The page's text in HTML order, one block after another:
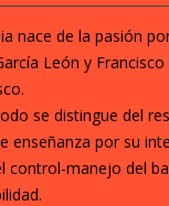
nace de la pasión
León y Francisco
se distingue del
enseñanza por su
control-manejo del